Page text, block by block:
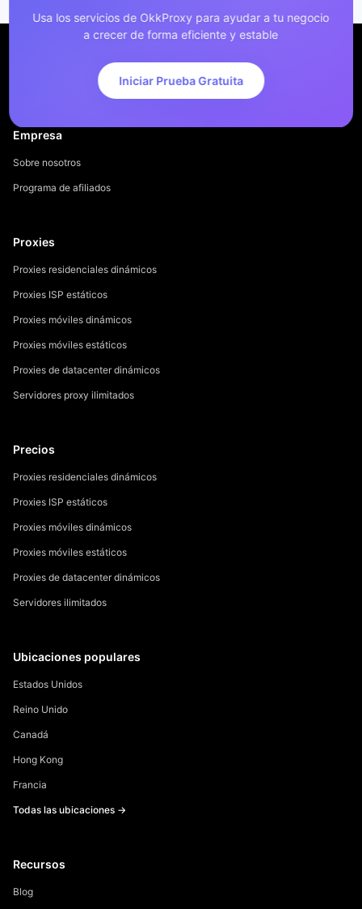
Usa los servicios de OkkProxy para ayudar a tu negocio
a crecer de forma eficiente y estable
Iniciar Prueba Gratuita
Empresa
Sobre nosotros
Programa de afiliados
Proxies
Proxies residenciales dinámicos
Proxies ISP estáticos
Proxies móviles dinámicos
Proxies móviles estáticos
Proxies de datacenter dinámicos
Servidores proxy ilimitados
Precios
Proxies residenciales dinámicos
Proxies ISP estáticos
Proxies móviles dinámicos
Proxies móviles estáticos
Proxies de datacenter dinámicos
Servidores ilimitados
Ubicaciones populares
Estados Unidos
Reino Unido
Canadá
Hong Kong
Francia
Todas las ubicaciones →
Recursos
Blog